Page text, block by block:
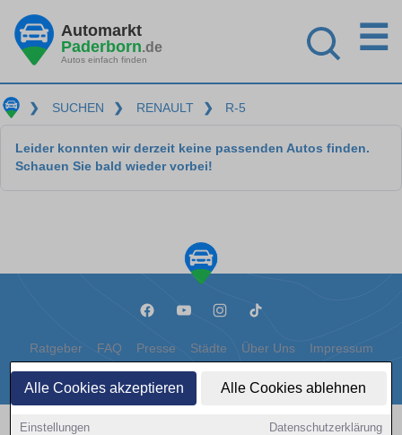
Alle Cookies akzeptieren Alle Cookies ablehnen
Einstellungen Datenschutzerklärung
Automarkt
Paderborn.de
Autos einfach finden
☰
❯ SUCHEN ❯ RENAULT ❯ R-5
Leider konnten wir derzeit keine passenden Autos finden.
Schauen Sie bald wieder vorbei!
Ratgeber FAQ Presse Städte Über Uns Impressum
Datenschutz Cookies
Copyright © 2000 - 2026 | 1A Infosysteme GmbH | Content by: 1a-sites-autos